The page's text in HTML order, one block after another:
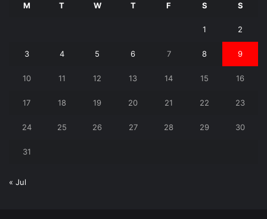
M T W T F S S
1 2
3 4 5 6 7 8 9
10 11 12 13 14 15 16
17 18 19 20 21 22 23
24 25 26 27 28 29 30
31
« Jul